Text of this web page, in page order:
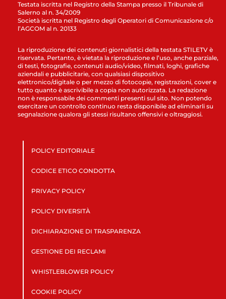
Testata iscritta nel Registro della Stampa presso il Tribunale di
Salerno al n. 34/2009
Società iscritta nel Registro degli Operatori di Comunicazione c/o
l’AGCOM al n. 20133
La riproduzione dei contenuti giornalistici della testata STILETV è
riservata. Pertanto, è vietata la riproduzione e l’uso, anche parziale,
di testi, fotografie, contenuti audio/video, filmati, loghi, grafiche
aziendali e pubblicitarie, con qualsiasi dispositivo
elettronico/digitale o per mezzo di fotocopie, registrazioni, cover e
tutto quanto è ascrivibile a copia non autorizzata. La redazione
non è responsabile dei commenti presenti sul sito. Non potendo
esercitare un controllo continuo resta disponibile ad eliminarli su
segnalazione qualora gli stessi risultano offensivi e oltraggiosi.
POLICY EDITORIALE
CODICE ETICO CONDOTTA
PRIVACY POLICY
POLICY DIVERSITÀ
DICHIARAZIONE DI TRASPARENZA
GESTIONE DEI RECLAMI
WHISTLEBLOWER POLICY
COOKIE POLICY